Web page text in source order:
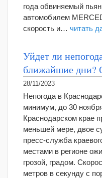
года обвиняемый
автомобилем
скорость и… читать
Уйдет ли
ближайшие дни?
28/11/2023
Непогода в
минимум, до 30
Краснодарском крае
меньшей мере, двое
пресс-служба
местами в регионе
грозой, градом.
метров в секунду с